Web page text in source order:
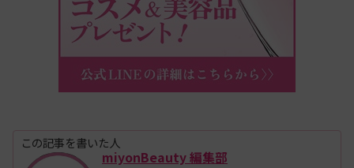
この記事を書いた人
miyonBeauty 編集部